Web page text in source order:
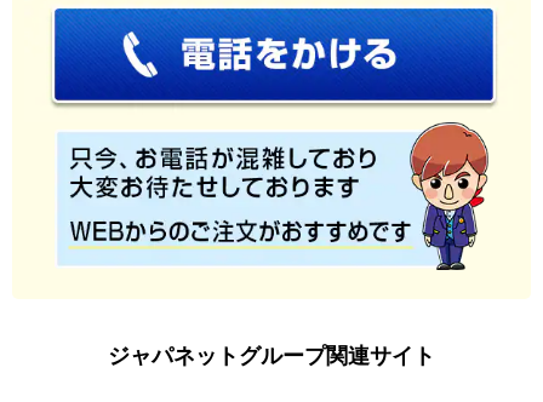
ジャパネットグループ関連サイト